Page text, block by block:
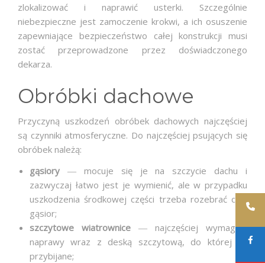
zlokalizować i naprawić usterki. Szczególnie
niebezpieczne jest zamoczenie krokwi, a ich osuszenie
zapewniające bezpieczeństwo całej konstrukcji musi
zostać przeprowadzone przez doświadczonego
dekarza.
Obróbki dachowe
Przyczyną uszkodzeń obróbek dachowych najczęściej
są czynniki atmosferyczne. Do najczęściej psujących się
obróbek należą:
gąsiory ― mocuje się je na szczycie dachu i
zazwyczaj łatwo jest je wymienić, ale w przypadku
uszkodzenia środkowej części trzeba rozebrać cały
gąsior;
szczytowe wiatrownice ― najczęściej wymagają
naprawy wraz z deską szczytową, do której są
przybijane;